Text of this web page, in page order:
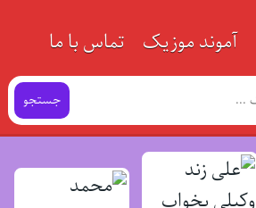
آموند موزیک تماس با ما
جستجو